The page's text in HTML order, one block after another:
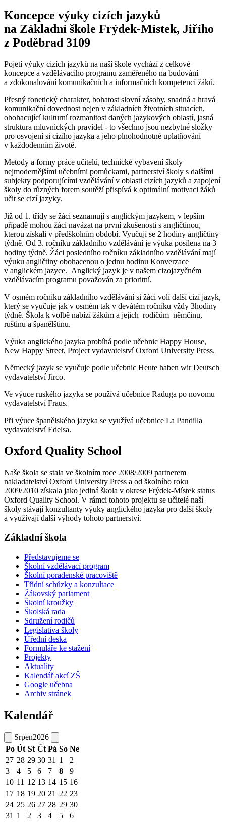
Koncepce výuky cizích jazyků
na Základní škole Frýdek-Místek, Jiřího
z Poděbrad 3109
Pojetí výuky cizích jazyků na naší škole vychází z celkové
koncepce a vzdělávacího programu zaměřeného na budování
a zdokonalování komunikačních a informačních kompetencí žáků.
Přesný fonetický charakter, bohatost slovní zásoby, snadná a hravá
komunikační dovednost nejen v základních životních situacích,
obohacující kulturní rozmanitost daných jazykových oblastí, jasná
struktura mluvnických pravidel - to všechno jsou nezbytné složky
pro osvojení si cizího jazyka a jeho plnohodnotné uplatňování
v každodenním životě.
Metody a formy práce učitelů, technické vybavení školy
nejmodernějšími učebními pomůckami, partnerství školy s dalšími
subjekty podporujícími vzdělávání v oblasti cizích jazyků a zapojení
školy do různých forem soutěží přispívá k optimální motivaci žáků
učit se cizí jazyky.
Již od 1. třídy se žáci seznamují s anglickým jazykem, v lepším
případě mohou žáci navázat na první zkušenosti s angličtinou,
kterou získali v předškolním období. Vyučují se 2 hodiny angličtiny
týdně. Od 3. ročníku základního vzdělávání je výuka posílena na 3
hodiny týdně. Žáci posledního ročníku základního vzdělávání mají
výuku angličtiny obohacenou o jednu hodinu Konverzace
v anglickém jazyce. Anglický jazyk je v našem cizojazyčném
vzdělávacím programu považován za prioritní.
V osmém ročníku základního vzdělávání si žáci volí další cizí jazyk,
který se vyučuje jak v osmém tak v devátém ročníku vždy 3hodiny
týdně. Škola k volbě nabízí žákům a jejich rodičům němčinu,
ruštinu a španělštinu.
Výuka anglického jazyka probíhá podle učebnic Happy House,
New Happy Street, Project vydavatelství Oxford University Press.
Německý jazyk se vyučuje podle učebnic Heute haben wir Deutsch
vydavatelství Jirco.
Ve výuce ruského jazyka se používá učebnice Raduga po novomu
vydavatelství Fraus.
Při výuce španělského jazyka se využívá učebnice La Pandilla
vydavatelství Edelsa.
Oxford Quality School
Naše škola se stala ve školním roce 2008/2009 partnerem
nakladatelství Oxford University Press a od školního roku
2009/2010 získala jako jediná škola v okrese Frýdek-Místek status
Oxford Quality School. V rámci tohoto projektu se učitelé naší
školy stávají konzultanty výuky anglického jazyka pro další školy
a využívají další výhody tohoto partnerství.
Základní škola
Představujeme se
Školní vzdělávací program
Školní poradenské pracoviště
Třídní schůzky a konzultace
Žákovský parlament
Školní kroužky
Školská rada
Sdružení rodičů
Legislativa školy
Úřední deska
Formuláře ke stažení
Projekty
Aktuality
Kalendář akcí ZŠ
Google učebna
Archiv stránek
Kalendář
Srpen2026
Po Út St Čt Pá So Ne
27 28 29 30 31 1
2
3
4 5 6 7 8
9
10 11 12 13 14 15 16
17 18 19 20 21 22 23
24 25 26 27 28 29 30
31 1 2 3 4 5 6